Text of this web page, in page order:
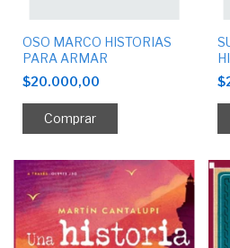
OSO MARCO HISTORIAS
PARA ARMAR
$20.000,00